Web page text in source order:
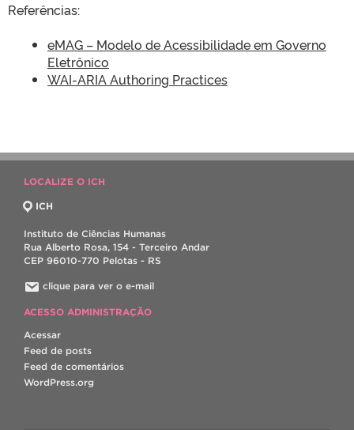
Referências:
eMAG – Modelo de Acessibilidade em Governo
Eletrônico
WAI-ARIA Authoring Practices
LOCALIZE O ICH
ICH
Instituto de Ciências Humanas
Rua Alberto Rosa, 154 - Terceiro Andar
CEP 96010-770 Pelotas - RS
clique para ver o e-mail
ACESSO ADMINISTRAÇÃO
Acessar
Feed de posts
Feed de comentários
WordPress.org